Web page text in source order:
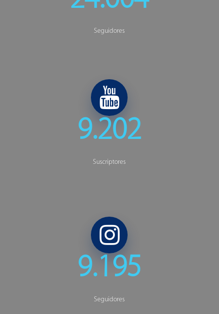
Seguidores
YouTube
9.202
Suscriptores
Facebook
9.195
Seguidores